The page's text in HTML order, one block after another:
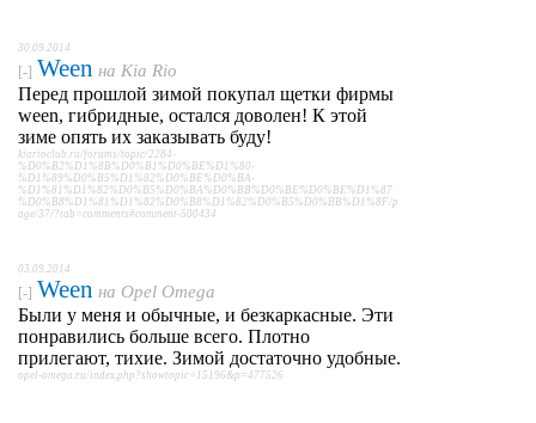
30.09.2014
[-] Ween на Kia Rio
Перед прошлой зимой покупал щетки фирмы
ween, гибридные, остался доволен! К этой
зиме опять их заказывать буду!
kiarioclub.ru/forums/topic/2284-
%D0%B2%D1%8B%D0%B1%D0%BE%D1%80-
%D1%89%D0%B5%D1%82%D0%BE%D0%BA-
%D1%81%D1%82%D0%B5%D0%BA%D0%BB%D0%BE%D0%BE%D1%87
%D0%B8%D1%81%D1%82%D0%B8%D1%82%D0%B5%D0%BB%D1%8F/p
age/37/?tab=comments#comment-500434
03.09.2014
[-] Ween на Opel Omega
Были у меня и обычные, и безкаркасные. Эти
понравились больше всего. Плотно
прилегают, тихие. Зимой достаточно удобные.
opel-omega.ru/index.php?showtopic=15196&p=477526